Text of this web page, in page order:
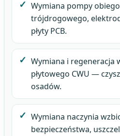
Wymiana pompy
trójdrogowego,
płyty PCB.
Wymiana i regeneracja
płytowego CWU —
osadów.
Wymiana naczynia
bezpieczeństwa,